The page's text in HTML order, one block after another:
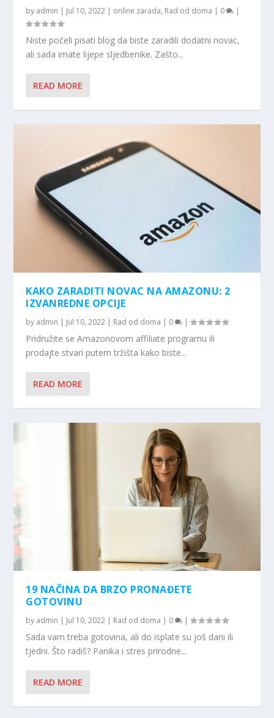
by admin | Jul 10, 2022 | online zarada, Rad od doma | 0 |
Niste počeli pisati blog da biste zaradili dodatni novac,
ali sada imate lijepe sljedbenike. Zašto...
READ MORE
KAKO ZARADITI NOVAC NA AMAZONU: 2
IZVANREDNE OPCIJE
by admin | Jul 10, 2022 | Rad od doma | 0 |
Pridružite se Amazonovom affiliate programu ili
prodajte stvari putem tržišta kako biste...
READ MORE
19 NAČINA DA BRZO PRONAĐETE
GOTOVINU
by admin | Jul 10, 2022 | Rad od doma | 0 |
Sada vam treba gotovina, ali do isplate su još dani ili
tjedni. Što radiš? Panika i stres prirodne...
READ MORE